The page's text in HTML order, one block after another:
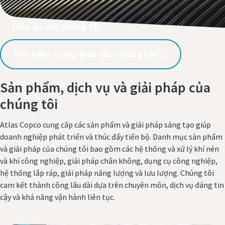
Sản phẩm, dịch vụ và giải pháp của
chúng tôi
Atlas Copco cung cấp các sản phẩm và giải pháp sáng tạo giúp
doanh nghiệp phát triển và thúc đẩy tiến bộ. Danh mục sản phẩm
và giải pháp của chúng tôi bao gồm các hệ thống và xử lý khí nén
và khí công nghiệp, giải pháp chân không, dụng cụ công nghiệp,
hệ thống lắp ráp, giải pháp năng lượng và lưu lượng. Chúng tôi
cam kết thành công lâu dài dựa trên chuyên môn, dịch vụ đáng tin
cậy và khả năng vận hành liên tục.
Công ty
Quốc gia
Thành phố
Mã bưu điện hoặc mã ZIP
Công ty
Quốc gia
Thành phố
Mã bưu điện hoặc mã ZIP